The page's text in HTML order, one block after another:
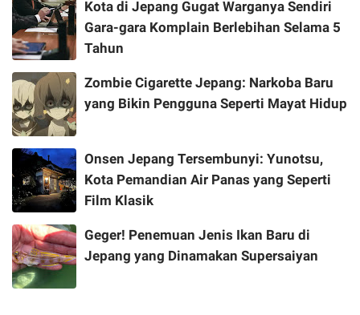
Kota di Jepang Gugat Warganya Sendiri
Gara-gara Komplain Berlebihan Selama 5
Tahun
Zombie Cigarette Jepang: Narkoba Baru
yang Bikin Pengguna Seperti Mayat Hidup
Onsen Jepang Tersembunyi: Yunotsu,
Kota Pemandian Air Panas yang Seperti
Film Klasik
Geger! Penemuan Jenis Ikan Baru di
Jepang yang Dinamakan Supersaiyan